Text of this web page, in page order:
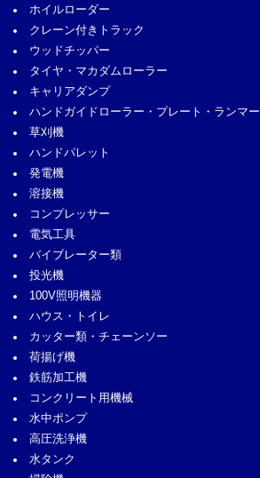
ホイルローダー
クレーン付きトラック
ウッドチッパー
タイヤ・マカダムローラー
キャリアダンプ
ハンドガイドローラー・プレート・ランマー
草刈機
ハンドパレット
発電機
溶接機
コンプレッサー
電気工具
バイブレーター類
投光機
100V照明機器
ハウス・トイレ
カッター類・チェーンソー
荷揚げ機
鉄筋加工機
コンクリート用機械
水中ポンプ
高圧洗浄機
水タンク